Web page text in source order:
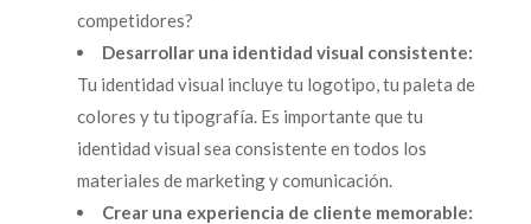
competidores?
Desarrollar una identidad visual consistente:
Tu identidad visual incluye tu logotipo, tu paleta de
colores y tu tipografía. Es importante que tu
identidad visual sea consistente en todos los
materiales de marketing y comunicación.
Crear una experiencia de cliente memorable: